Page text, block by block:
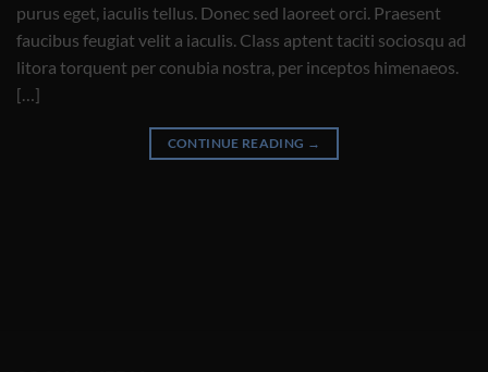
purus eget, iaculis tellus. Donec sed laoreet orci. Praesent
faucibus feugiat velit a iaculis. Class aptent taciti sociosqu ad
litora torquent per conubia nostra, per inceptos himenaeos.
[…]
CONTINUE READING →